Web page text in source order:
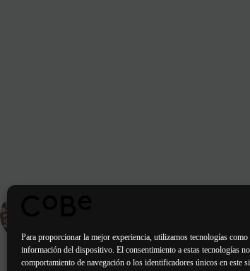
Para proporcionar la mejor experiencia, utilizamos tecnologías como
información del dispositivo. El consentimiento a estas tecnologías
comportamiento de navegación o los identificadores únicos en este